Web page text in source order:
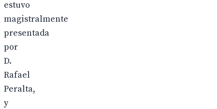
estuvo
magistralmente
presentada
por
D.
Rafael
Peralta,
y